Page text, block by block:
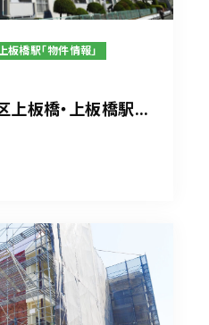
板橋駅「物件情報」
上板橋・上板橋駅...